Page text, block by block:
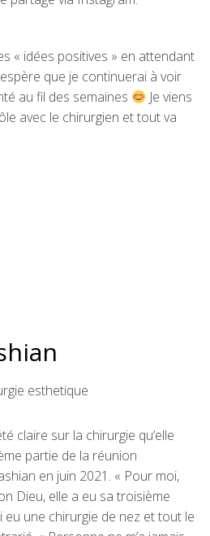
« idées positives » en attendant
que je continuerai à voir
au fil des semaines
Je viens
avec le chirurgien et tout va
claire sur la chirurgie qu’elle
partie de la réunion
en juin 2021. « Pour moi,
Dieu, elle a eu sa troisième
eu une chirurgie de nez et tout le